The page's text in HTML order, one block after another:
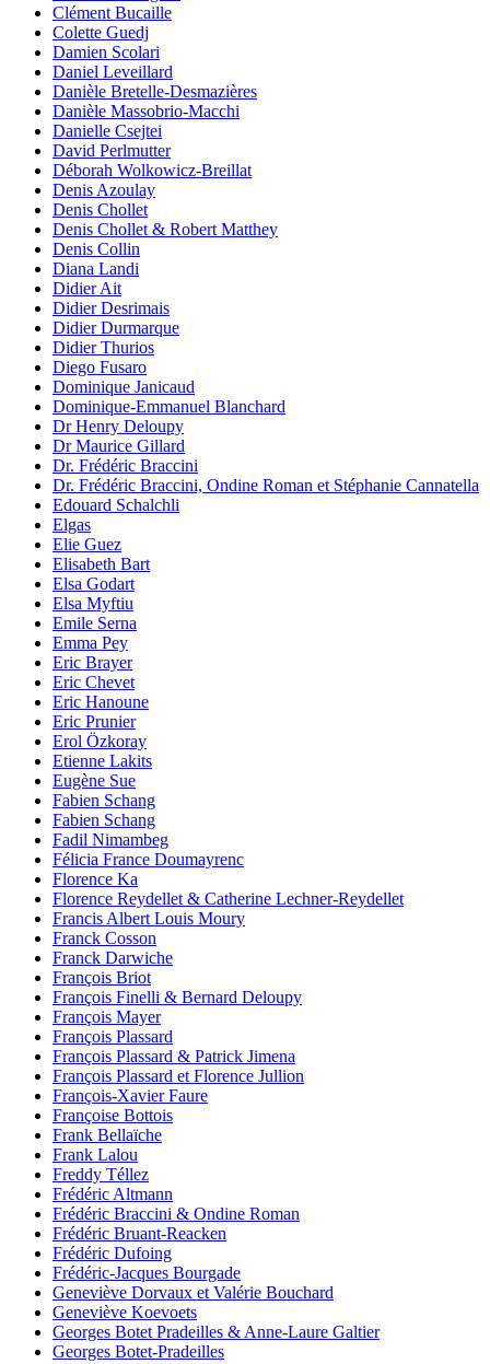
Clément Bucaille
Colette Guedj
Damien Scolari
Daniel Leveillard
Danièle Bretelle-Desmazières
Danièle Massobrio-Macchi
Danielle Csejtei
David Perlmutter
Déborah Wolkowicz-Breillat
Denis Azoulay
Denis Chollet
Denis Chollet & Robert Matthey
Denis Collin
Diana Landi
Didier Ait
Didier Desrimais
Didier Durmarque
Didier Thurios
Diego Fusaro
Dominique Janicaud
Dominique-Emmanuel Blanchard
Dr Henry Deloupy
Dr Maurice Gillard
Dr. Frédéric Braccini
Dr. Frédéric Braccini, Ondine Roman et Stéphanie Cannatella
Edouard Schalchli
Elgas
Elie Guez
Elisabeth Bart
Elsa Godart
Elsa Myftiu
Emile Serna
Emma Pey
Eric Brayer
Eric Chevet
Eric Hanoune
Eric Prunier
Erol Özkoray
Etienne Lakits
Eugène Sue
Fabien Schang
Fabien Schang
Fadil Nimambeg
Félicia France Doumayrenc
Florence Ka
Florence Reydellet & Catherine Lechner-Reydellet
Francis Albert Louis Moury
Franck Cosson
Franck Darwiche
François Briot
François Finelli & Bernard Deloupy
François Mayer
François Plassard
François Plassard & Patrick Jimena
François Plassard et Florence Jullion
François-Xavier Faure
Françoise Bottois
Frank Bellaïche
Frank Lalou
Freddy Téllez
Frédéric Altmann
Frédéric Braccini & Ondine Roman
Frédéric Bruant-Reacken
Frédéric Dufoing
Frédéric-Jacques Bourgade
Geneviève Dorvaux et Valérie Bouchard
Geneviève Koevoets
Georges Botet Pradeilles & Anne-Laure Galtier
Georges Botet-Pradeilles